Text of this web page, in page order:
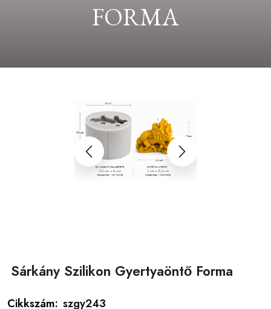
FORMA
Sárkány Szilikon Gyertyaöntő Forma
Cikkszám: szgy243